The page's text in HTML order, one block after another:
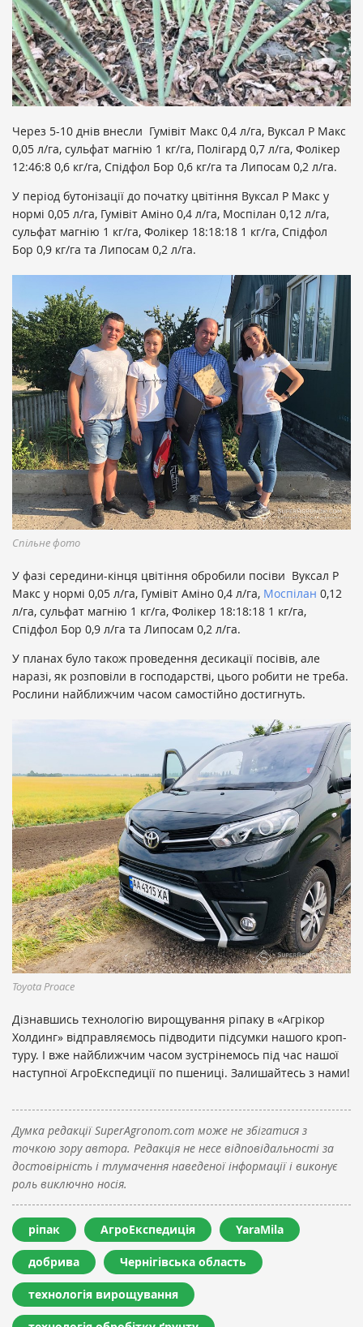
Через 5-10 днів внесли Гумівіт Макс 0,4 л/га, Вуксал Р Макс
0,05 л/га, сульфат магнію 1 кг/га, Полігард 0,7 л/га, Фолікер
12:46:8 0,6 кг/га, Спідфол Бор 0,6 кг/га та Липосам 0,2 л/га.
У період бутонізації до початку цвітіння Вуксал Р Макс у
нормі 0,05 л/га, Гумівіт Аміно 0,4 л/га, Моспілан 0,12 л/га,
сульфат магнію 1 кг/га, Фолікер 18:18:18 1 кг/га, Спідфол
Бор 0,9 кг/га та Липосам 0,2 л/га.
Спільне фото
У фазі середини-кінця цвітіння обробили посіви Вуксал Р
Макс у нормі 0,05 л/га, Гумівіт Аміно 0,4 л/га, Моспілан 0,12
л/га, сульфат магнію 1 кг/га, Фолікер 18:18:18 1 кг/га,
Спідфол Бор 0,9 л/га та Липосам 0,2 л/га.
У планах було також проведення десикації посівів, але
наразі, як розповіли в господарстві, цього робити не треба.
Рослини найближчим часом самостійно достигнуть.
Toyota Proace
Дізнавшись технологію вирощування ріпаку в «Агрікор
Холдинг» відправляємось підводити підсумки нашого кроп-
туру. І вже найближчим часом зустрінемось під час нашої
наступної АгроЕкспедиції по пшениці. Залишайтесь з нами!
Думка редакції SuperAgronom.com може не збігатися з
точкою зору автора. Редакція не несе відповідальності за
достовірність і тлумачення наведеної інформації і виконує
роль виключно носія.
ріпак АгроЕкспедиція YaraMila
добрива Чернігівська область
технологія вирощування